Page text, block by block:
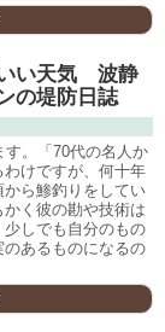
い天気 波静
の堤防日誌
。「70代の名人か
けですが、何十年
ら鯵釣りをしてい
く彼の勘や技術は
しでも自分のもの
あるものになるの